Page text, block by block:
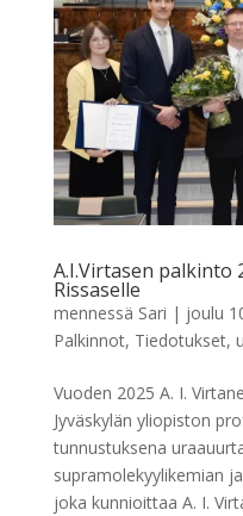
A.I.Virtasen palkinto
Rissaselle
mennessä Sari | joulu
Palkinnot, Tiedotukset,
Vuoden 2025 A. I.
Jyväskylän yliopiston
tunnustuksena
supramolekyylikemian
joka kunnioittaa A. I.